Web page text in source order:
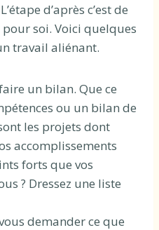
d’après c’est de
soi. Voici quelques
travail aliénant.
un bilan. Que ce
ou un bilan de
les projets dont
accomplissements
forts que vos
? Dressez une liste
demander ce que